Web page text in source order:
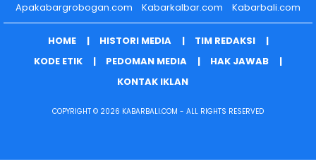
Apakabargrobogan.com
Kabarkalbar.com Kabarbali.com
HOME HISTORI MEDIA
TIM REDAKSI
KODE ETIK
PEDOMAN MEDIA
HAK JAWAB
KONTAK IKLAN
COPYRIGHT © 2026 KABARBALI.COM - ALL RIGHTS RESERVED